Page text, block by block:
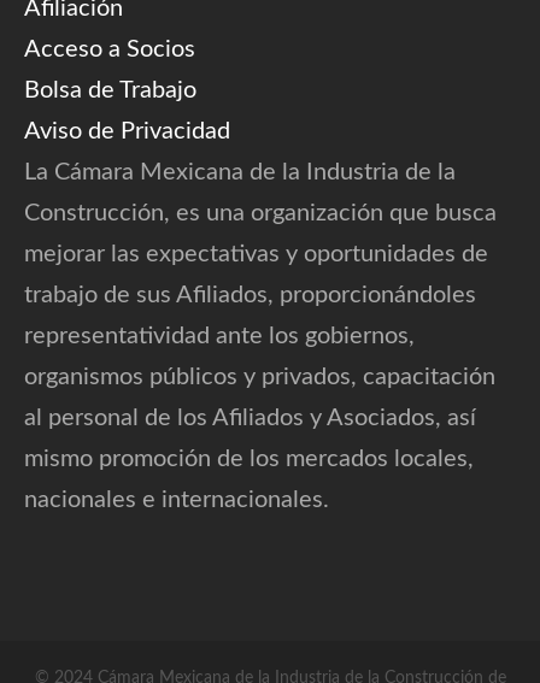
Afiliación
Acceso a Socios
Bolsa de Trabajo
Aviso de Privacidad
La Cámara Mexicana de la Industria de la
Construcción, es una organización que busca
mejorar las expectativas y oportunidades de
trabajo de sus Afiliados, proporcionándoles
representatividad ante los gobiernos,
organismos públicos y privados, capacitación
al personal de los Afiliados y Asociados, así
mismo promoción de los mercados locales,
nacionales e internacionales.
© 2024 Cámara Mexicana de la Industria de la Construcción de